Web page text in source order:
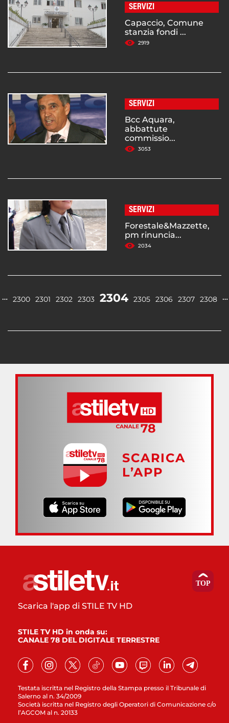
SERVIZI
Capaccio, Comune
stanzia fondi ...
2919
SERVIZI
Bcc Aquara,
abbattute
commissio...
3053
SERVIZI
Forestale&Mazzette,
pm rinuncia...
2034
… 2300 2301 2302 2303 2304 2305 2306 2307 2308 …
SCARICA
L’APP
Testata iscritta nel Registro della Stampa presso il Tribunale di
Salerno al n. 34/2009
Società iscritta nel Registro degli Operatori di Comunicazione c/o
l’AGCOM al n. 20133
Scarica l'app di STILE TV HD
STILE TV HD in onda su:
CANALE 78 DEL DIGITALE TERRESTRE